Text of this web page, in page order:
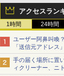
アクセスラン
1時間 24時間
ユーザー阿鼻叫喚
「送信元アドレス
【やじうまWatch】
手の届く場所に置
ィクリーナー、ニ